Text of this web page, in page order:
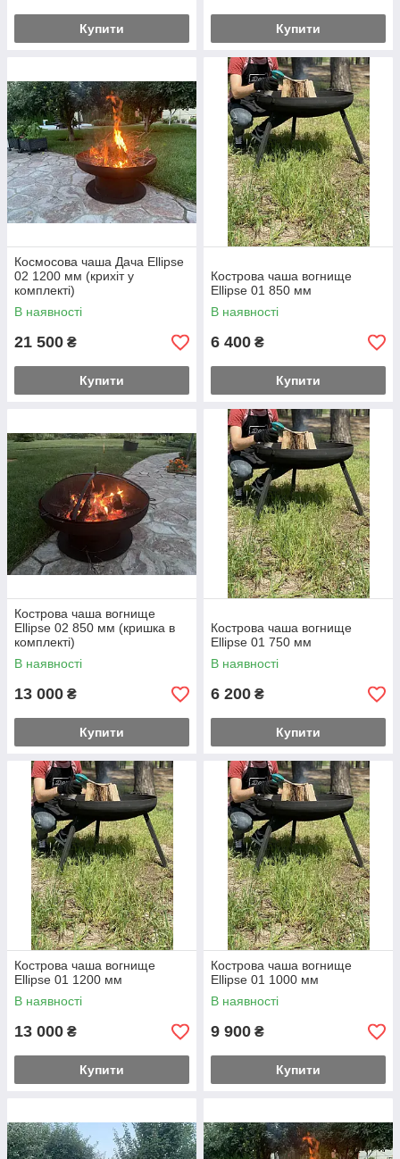
Купити Купити
Космосова чаша Дача Ellipse
02 1200 мм (крихіт у
комплекті)
В наявності
21 500 ₴
Купити
Кострова чаша вогнище
Ellipse 01 850 мм
В наявності
6 400 ₴
Купити
Кострова чаша вогнище
Ellipse 02 850 мм (кришка в
комплекті)
В наявності
13 000 ₴
Купити
Кострова чаша вогнище
Ellipse 01 750 мм
В наявності
6 200 ₴
Купити
Кострова чаша вогнище
Ellipse 01 1200 мм
В наявності
13 000 ₴
Купити
Кострова чаша вогнище
Ellipse 01 1000 мм
В наявності
9 900 ₴
Купити